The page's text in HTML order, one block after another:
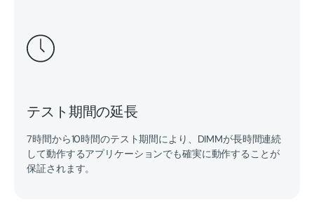
テスト期間の延長
7時間から10時間のテスト期間により、DIMMが長時間連続
して動作するアプリケーションでも確実に動作することが
保証されます。